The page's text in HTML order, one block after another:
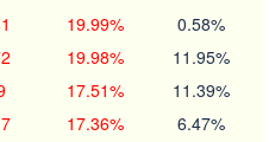
19.99% 0.58%
19.98% 11.95%
17.51% 11.39%
17.36% 6.47%